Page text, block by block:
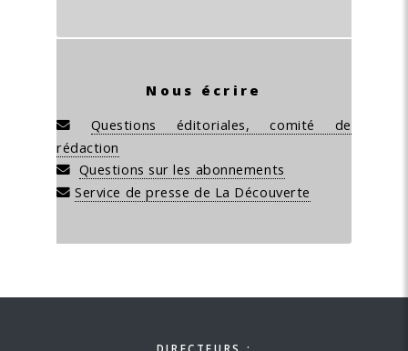
Nous écrire
Questions éditoriales, comité de
rédaction
Questions sur les abonnements
Service de presse de La Découverte